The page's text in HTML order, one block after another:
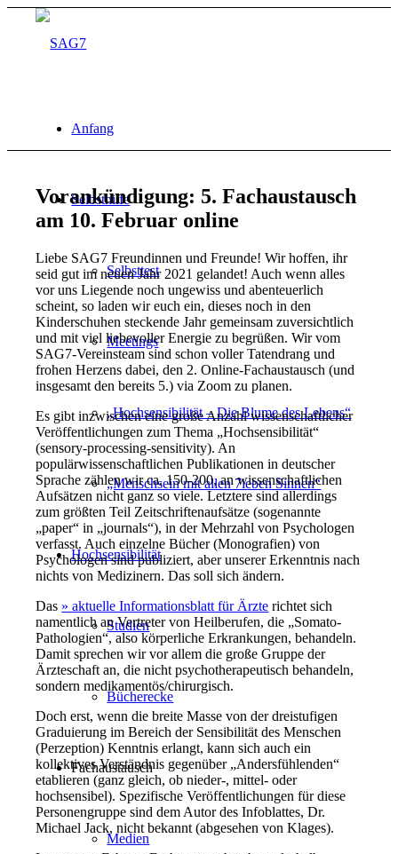
Anfang
Selbsthilfe
Selbsttest
Meetings
„Hochsensibilität – Die Blume des Lebens“
„Menschsein mit allen 7ieben Sinnen“
Hochsensibilität
Studien
Bücherecke
Fachaustausch
Medien
Vorankündigung: 5. Fachaustausch
am 10. Februar online
Liebe SAG7 Freundinnen und Freunde! Wir hoffen, ihr
seid gut im neuen Jahr 2021 gelandet! Auch wenn alles
vor uns Liegende noch ungewiss und abenteuerlich
scheint, so laden wir euch ein, dieses noch in den
Kinderschuhen steckende Jahr gemeinsam zuversichtlich
und mit viel liebevoller Energie zu begrüßen. Wir vom
SAG7-Vereinsteam sind schon voller Tatendrang und
frohen Herzens dabei, den 2. Online-Fachaustausch (und
insgesamt den bereits 5.) via Zoom zu planen.
Es gibt inzwischen eine große Anzahl wissenschaftlicher
Veröffentlichungen zum Thema „Hochsensibilität“
(sensory-processing-sensitivity). An
populärwissenschaftlichen Publikationen in deutscher
Sprache zählen wir ca. 150-200, an wissenschaftlichen
Aufsätzen nicht ganz so viele. Letztere sind allerdings
zum größten Teil Zeitschriftenaufsätze (sogenannte
„paper“ in „journals“), in der Mehrzahl von Psychologen
verfasst. Auch einzelne Bücher (Monografien) von
Psychologen sind publiziert, aber unserer Erkenntnis nach
nichts von Medizinern. Das soll sich ändern.
Das » aktuelle Informationsblatt für Ärzte richtet sich
namentlich an Vertreter von Heilberufen, die „Somato-
Pathologien“, also körperliche Erkrankungen, behandeln.
Damit sprechen wir vor allem die große Gruppe der
Ärzteschaft an, die nicht psychotherapeutisch behandeln,
sondern medikamentös/chirurgisch.
Doch erst, wenn die breite Masse von der dreistufigen
Graduierung im Bereich der Sensibilität des Menschen
(Perzeption) Kenntnis erlangt, kann sich auch ein
kollektives Verständnis gegenüber „Andersfühlenden“
etablieren (ganz gleich, ob nieder-, mittel- oder
hochsensibel). Spezifische Veröffentlichungen für diese
Personengruppe sind dem Autor des Infoblattes, Dr.
Michael Jack, nicht bekannt (abgesehen von Klages).